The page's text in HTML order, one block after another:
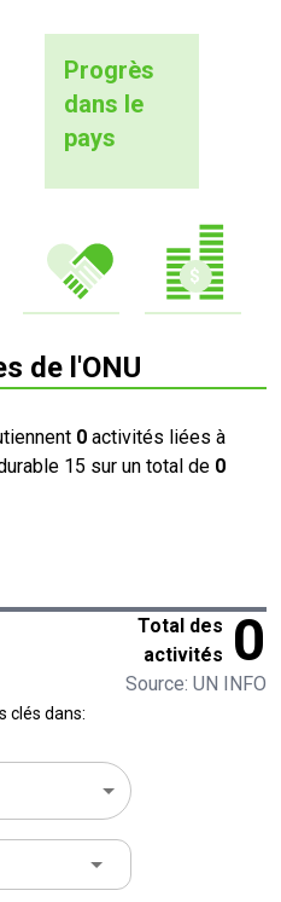
Progrès
dans le
pays
de l'ONU
0 activités liées à
15 sur un total de 0
Total des
activités 0
Source: UN INFO
clés dans: